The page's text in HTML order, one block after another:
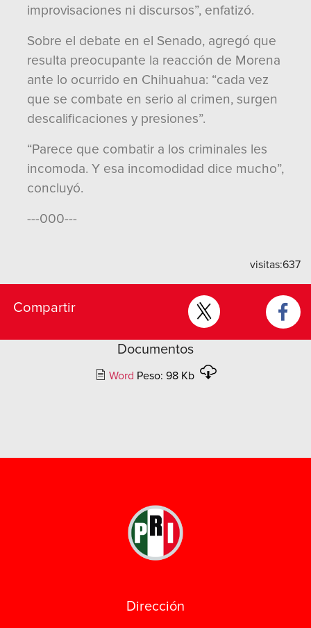
improvisaciones ni discursos”, enfatizó.
Sobre el debate en el Senado, agregó que
resulta preocupante la reacción de Morena
ante lo ocurrido en Chihuahua: “cada vez
que se combate en serio al crimen, surgen
descalificaciones y presiones”.
“Parece que combatir a los criminales les
incomoda. Y esa incomodidad dice mucho”,
concluyó.
---000---
visitas:637
Compartir
Documentos
Word Peso: 98 Kb
Dirección